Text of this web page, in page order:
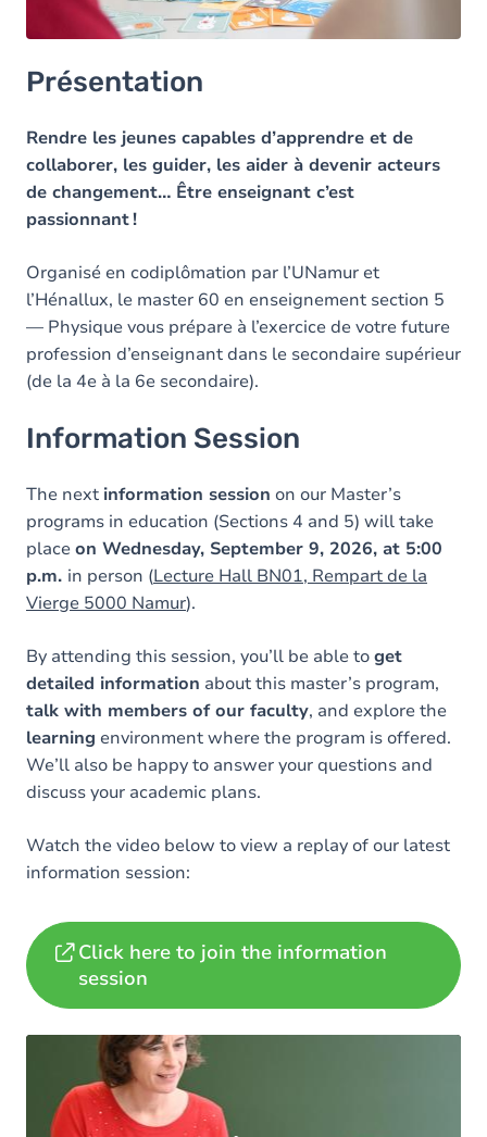
Présentation
Rendre les jeunes capables d’apprendre et de
collaborer, les guider, les aider à devenir acteurs
de changement… Être enseignant c’est
passionnant !
Organisé en codiplômation par l’UNamur et
l’Hénallux, le master 60 en enseignement section 5
— Physique vous prépare à l’exercice de votre future
profession d’enseignant dans le secondaire supérieur
(de la 4e à la 6e secondaire).
Information Session
The next information session on our Master’s
programs in education (Sections 4 and 5) will take
placeon Wednesday, September 9, 2026, at 5:00
p.m. in person (Lecture Hall BN01, Rempart de la
Vierge 5000 Namur).
By attending this session, you’ll be able toget
detailed information about this master’s program,
talk with members of our faculty, and explore the
learning environment where the program is offered.
We’ll also be happy to answer your questions and
discuss your academic plans.
Watch the video below to view a replay of our latest
information session:
Click here to join the information
session
Load external content supplied by